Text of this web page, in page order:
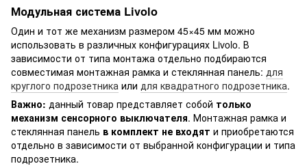
Модульная система Livolo
Один и тот же механизм размером 45×45 мм можно
использовать в различных конфигурациях Livolo. В
зависимости от типа монтажа отдельно подбираются
совместимая монтажная рамка и стеклянная панель: для
круглого подрозетника или для квадратного подрозетника.
Важно: данный товар представляет собой только
механизм сенсорного выключателя. Монтажная рамка и
стеклянная панель в комплект не входят и приобретаются
отдельно в зависимости от выбранной конфигурации и типа
подрозетника.